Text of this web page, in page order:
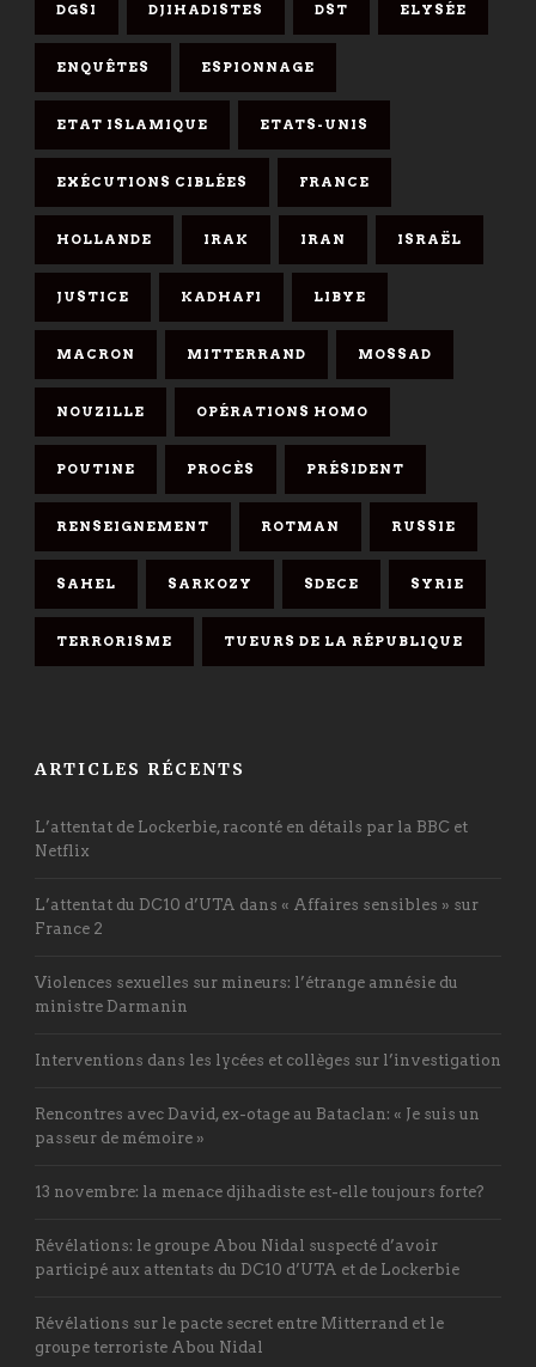
DGSI DJIHADISTES DST ELYSÉE
ENQUÊTES ESPIONNAGE
ETAT ISLAMIQUE ETATS-UNIS
EXÉCUTIONS CIBLÉES FRANCE
HOLLANDE IRAK IRAN ISRAËL
JUSTICE KADHAFI LIBYE
MACRON MITTERRAND MOSSAD
NOUZILLE OPÉRATIONS HOMO
POUTINE PROCÈS PRÉSIDENT
RENSEIGNEMENT ROTMAN RUSSIE
SAHEL SARKOZY SDECE SYRIE
TERRORISME TUEURS DE LA RÉPUBLIQUE
ARTICLES RÉCENTS
L’attentat de Lockerbie, raconté en détails par la BBC et
Netflix
L’attentat du DC10 d’UTA dans « Affaires sensibles » sur
France 2
Violences sexuelles sur mineurs: l’étrange amnésie du
ministre Darmanin
Interventions dans les lycées et collèges sur l’investigation
Rencontres avec David, ex-otage au Bataclan: « Je suis un
passeur de mémoire »
13 novembre: la menace djihadiste est-elle toujours forte?
Révélations: le groupe Abou Nidal suspecté d’avoir
participé aux attentats du DC10 d’UTA et de Lockerbie
Révélations sur le pacte secret entre Mitterrand et le
groupe terroriste Abou Nidal